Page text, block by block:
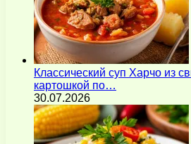
Классический суп Харчо из
картошкой по…
30.07.2026